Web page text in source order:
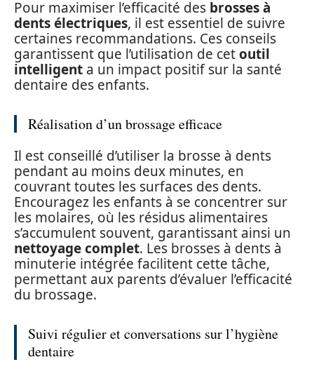
Pour maximiser l’efficacité des brosses à
dents électriques, il est essentiel de suivre
certaines recommandations. Ces conseils
garantissent que l’utilisation de cetoutil
intelligent a un impact positif sur la santé
dentaire des enfants.
Réalisation d’un brossage efficace
Il est conseillé d’utiliser la brosse à dents
pendant au moins deux minutes, en
couvrant toutes les surfaces des dents.
Encouragez les enfants à se concentrer sur
les molaires, où les résidus alimentaires
s’accumulent souvent, garantissant ainsi un
nettoyage complet. Les brosses à dents à
minuterie intégrée facilitent cette tâche,
permettant aux parents d’évaluer l’efficacité
du brossage.
Suivi régulier et conversations sur l’hygiène
dentaire